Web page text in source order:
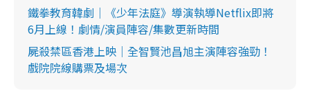
鐵拳教育韓劇｜《少年法庭》導演執導Netflix即將
6月上線！劇情/演員陣容/集數更新時間
屍殺禁區香港上映｜全智賢池昌旭主演陣容強勁！
戲院院線購票及場次